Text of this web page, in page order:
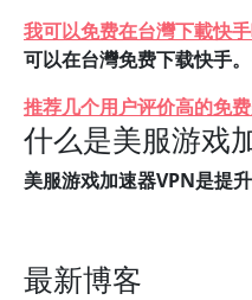
我可以免费在台灣下載快
可以在台灣免费下载快手。
推荐几个用户评价高的免
什么是美服游戏
美服游戏加速器VPN是提升
最新博客